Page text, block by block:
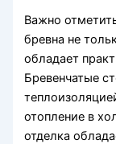
Важно
бревна не
обладает
Бревенчатые
отопление в
отделка